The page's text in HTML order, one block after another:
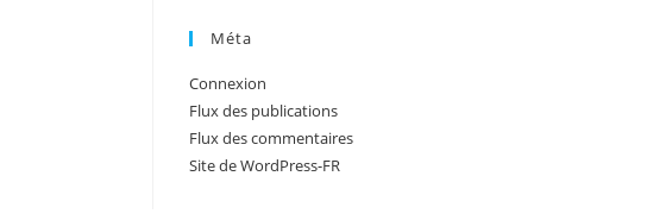
Méta
Connexion
Flux des publications
Flux des commentaires
Site de WordPress-FR